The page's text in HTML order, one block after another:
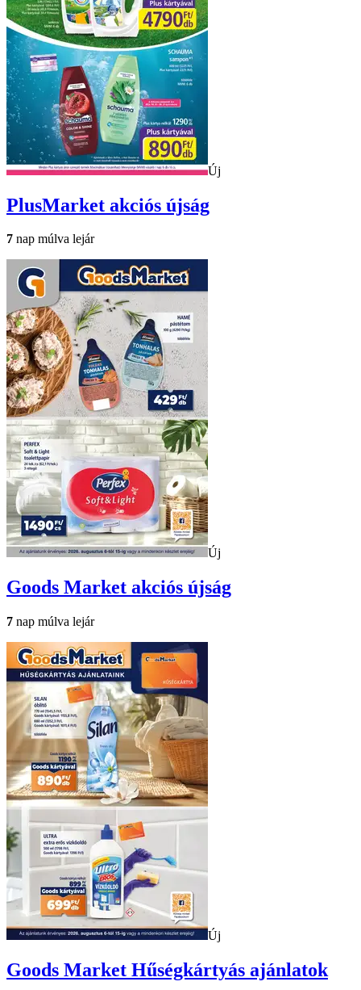
Új
PlusMarket akciós újság
7 nap múlva lejár
Új
Goods Market akciós újság
7 nap múlva lejár
Új
Goods Market Hűségkártyás ajánlatok